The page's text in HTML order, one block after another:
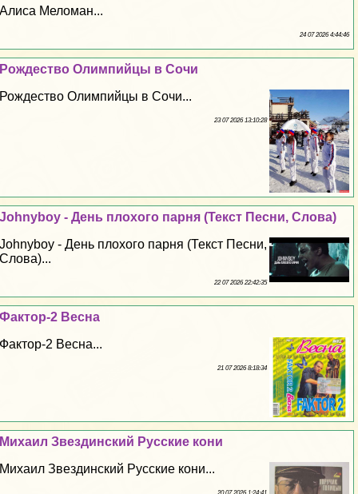
Алиса Меломан...
24 07 2026 4:44:46
Рождество Олимпийцы в Сочи
Рождество Олимпийцы в Сочи...
23 07 2026 13:10:28
Johnyboy - День плохого парня (Текст Песни, Слова)
Johnyboy - День плохого парня (Текст Песни,
Слова)...
22 07 2026 22:42:35
Фактор-2 Весна
Фактор-2 Весна...
21 07 2026 8:18:34
Михаил Звездинский Русские кони
Михаил Звездинский Русские кони...